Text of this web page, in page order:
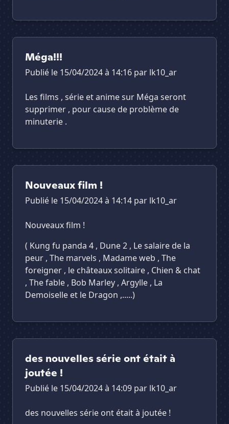
Méga!!!
Publié le 15/04/2024 à 14:16 par lk10_ar
Les films , série et anime sur Méga seront
supprimer , pour cause de problème de
minuterie .
Nouveaux film !
Publié le 15/04/2024 à 14:14 par lk10_ar
Nouveaux film !
( Kung fu panda 4 , Dune 2 , Le salaire de la
peur , The marvels , Madame web , The
foreigner , le châteaux solitaire , Chien & chat
, The fable , Bob Marley , Argylle , La
Demoiselle et le Dragon ,.....)
des nouvelles série ont était à
joutée !
Publié le 15/04/2024 à 14:09 par lk10_ar
des nouvelles série ont était à joutée !